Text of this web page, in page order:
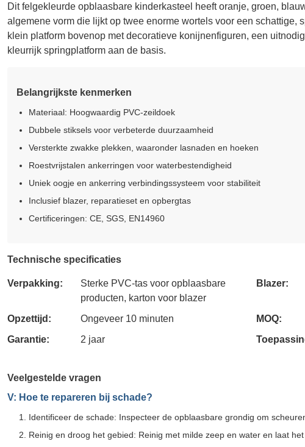
Dit felgekleurde opblaasbare kinderkasteel heeft oranje, groen,
algemene vorm die lijkt op twee enorme wortels voor een schattige,
klein platform bovenop met decoratieve konijnenfiguren, een
kleurrijk springplatform aan de basis.
Belangrijkste kenmerken
Materiaal: Hoogwaardig PVC-zeildoek
Dubbele stiksels voor verbeterde duurzaamheid
Versterkte zwakke plekken, waaronder lasnaden en hoeken
Roestvrijstalen ankerringen voor waterbestendigheid
Uniek oogje en ankerring verbindingssysteem voor stabiliteit
Inclusief blazer, reparatieset en opbergtas
Certificeringen: CE, SGS, EN14960
Technische specificaties
Verpakking:
Sterke PVC-tas voor opblaasbare
producten, karton voor blazer
Blazer:
Opzettijd: Ongeveer 10 minuten MOQ:
Garantie:
2 jaar
Veelgestelde vragen
V: Hoe te repareren bij schade?
Identificeer de schade: Inspecteer de opblaasbare grondig om
Reinig en droog het gebied: Reinig met milde zeep en water en laat